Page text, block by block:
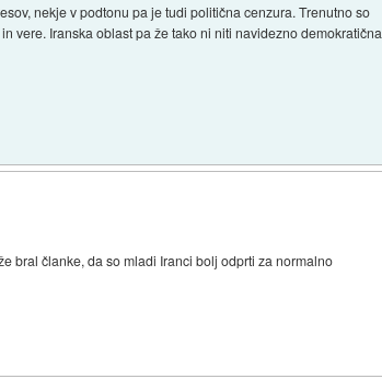
nekje v podtonu pa je tudi politična cenzura. Trenutno so
vere. Iranska oblast pa že tako ni niti navidezno demokratična
bral članke, da so mladi Iranci bolj odprti za normalno